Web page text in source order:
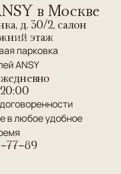
в Москве
д. 30/2, салон
этаж
парковка
ANSY
в любое удобное
77-89